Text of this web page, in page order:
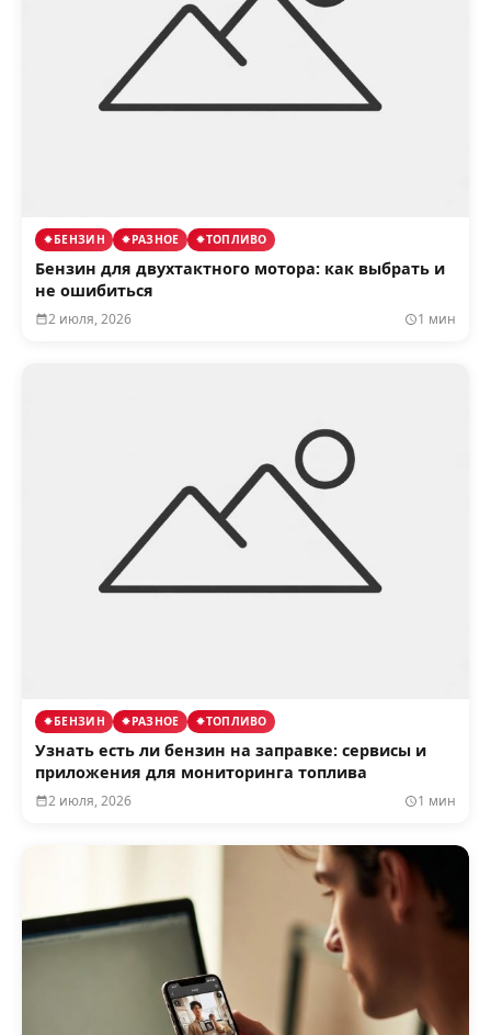
БЕНЗИН РАЗНОЕ ТОПЛИВО
Бензин для двухтактного мотора: как выбрать и
не ошибиться
2 июля, 2026 1 мин
БЕНЗИН РАЗНОЕ ТОПЛИВО
Узнать есть ли бензин на заправке: сервисы и
приложения для мониторинга топлива
2 июля, 2026 1 мин